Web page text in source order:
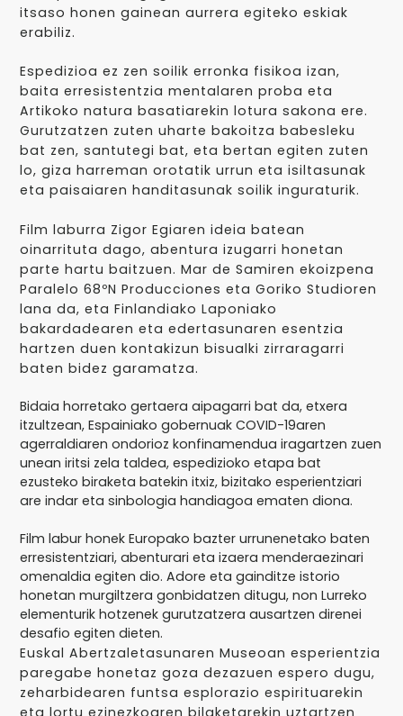
itsaso honen gainean aurrera egiteko eskiak
erabiliz.
Espedizioa ez zen soilik erronka fisikoa izan,
baita erresistentzia mentalaren proba eta
Artikoko natura basatiarekin lotura sakona ere.
Gurutzatzen zuten uharte bakoitza babesleku
bat zen, santutegi bat, eta bertan egiten zuten
lo, giza harreman orotatik urrun eta isiltasunak
eta paisaiaren handitasunak soilik inguraturik.
Film laburra Zigor Egiaren ideia batean
oinarrituta dago, abentura izugarri honetan
parte hartu baitzuen. Mar de Samiren ekoizpena
Paralelo 68ºN Producciones eta Goriko Studioren
lana da, eta Finlandiako Laponiako
bakardadearen eta edertasunaren esentzia
hartzen duen kontakizun bisualki zirraragarri
baten bidez garamatza.
Bidaia horretako gertaera aipagarri bat da, etxera
itzultzean, Espainiako gobernuak COVID-19aren
agerraldiaren ondorioz konfinamendua iragartzen zuen
unean iritsi zela taldea, espedizioko etapa bat
ezusteko biraketa batekin itxiz, bizitako esperientziari
are indar eta sinbologia handiagoa ematen diona.
Film labur honek Europako bazter urrunenetako baten
erresistentziari, abenturari eta izaera menderaezinari
omenaldia egiten dio. Adore eta gainditze istorio
honetan murgiltzera gonbidatzen ditugu, non Lurreko
elementurik hotzenek gurutzatzera ausartzen direnei
desafio egiten dieten.
Euskal Abertzaletasunaren Museoan esperientzia
paregabe honetaz goza dezazuen espero dugu,
zeharbidearen funtsa esplorazio espirituarekin
eta lortu ezinezkoaren bilaketarekin uztartzen